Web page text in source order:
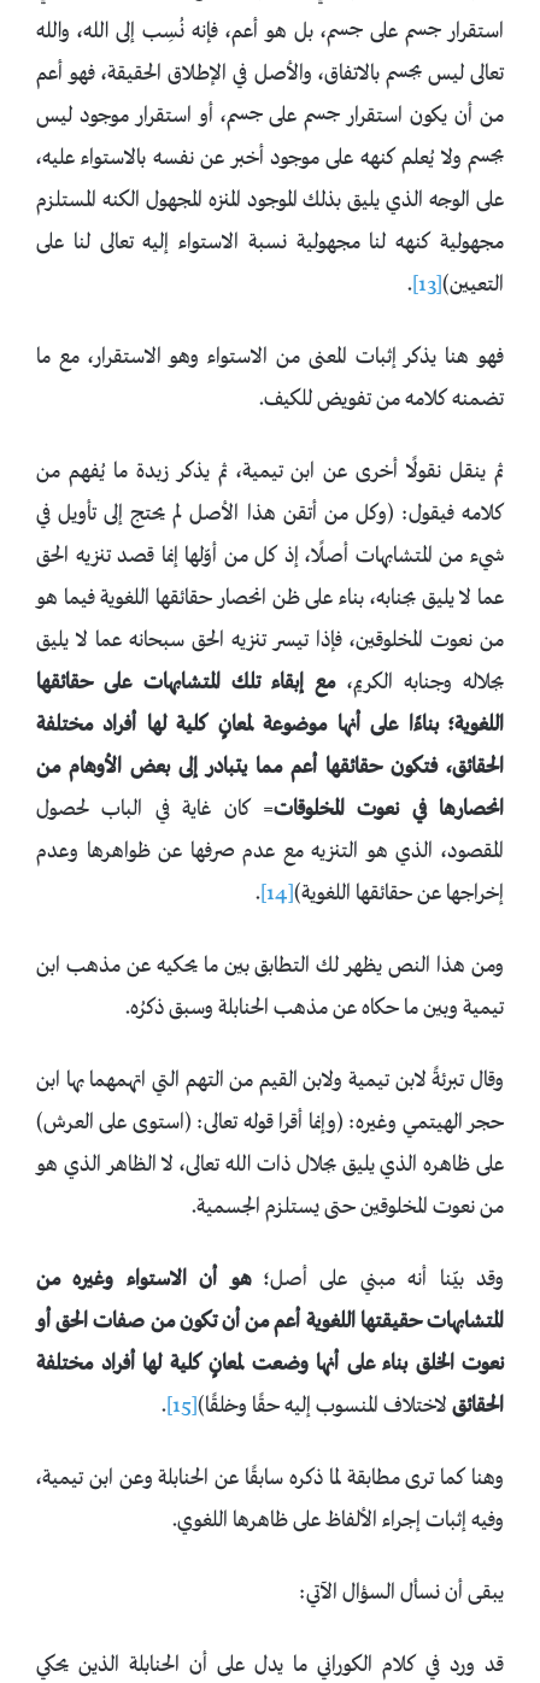
استقرار جسم على جسم، بل هو أعم، فإنه نُسِب إلى الله، والله
تعالى ليس بجسم بالاتفاق، والأصل في الإطلاق الحقيقة، فهو أعم
من أن يكون استقرار جسم على جسم، أو استقرار موجود ليس
بجسم ولا يُعلم كنهه على موجود أخبر عن نفسه بالاستواء عليه،
على الوجه الذي يليق بذلك الموجود المنزه المجهول الكنه المستلزم
مجهولية كنهه لنا مجهولية نسبة الاستواء إليه تعالى لنا على
التعيين)[13]
.
فهو هنا يذكر إثبات المعنى من الاستواء وهو الاستقرار، مع ما
تضمنه كلامه من تفويض للكيف.
ثم ينقل نقولًا أخرى عن ابن تيمية، ثم يذكر زبدة ما يُفهم من
كلامه فيقول: (وكل من أتقن هذا الأصل لم يحتج إلى تأويل في
شيء من المتشابهات أصلًا، إذ كل من أوّلها إنما قصد تنزيه الحق
عما لا يليق بجنابه، بناء على ظن انحصار حقائقها اللغوية فيما هو
من نعوت المخلوقين، فإذا تيسر تنزيه الحق سبحانه عما لا يليق
بجلاله وجنابه الكريم،مع إبقاء تلك المتشابهات على حقائقها
اللغوية؛ بناءًا على أنها موضوعة لمعانٍ كلية لها أفراد مختلفة
الحقائق، فتكون حقائقها أعم مما يتبادر إلى بعض الأوهام من
انحصارها في نعوت المخلوقات= كان غاية في الباب لحصول
المقصود، الذي هو التنزيه مع عدم صرفها عن ظواهرها وعدم
إخراجها عن حقائقها اللغوية)[14]
.
ومن هذا النص يظهر لك التطابق بين ما يحكيه عن مذهب ابن
تيمية وبين ما حكاه عن مذهب الحنابلة وسبق ذكرُه.
وقال تبرئةً لابن تيمية ولابن القيم من التهم التي اتهمهما بها ابن
حجر الهيتمي وغيره: (وإنما أقرا قوله تعالى: (استوى على العرش)
على ظاهره الذي يليق بجلال ذات الله تعالى، لا الظاهر الذي هو
من نعوت المخلوقين حتى يستلزم الجسمية.
وقد بيّنا أنه مبني على أصل؛هو أن الاستواء وغيره من
المتشابهات حقيقتها اللغوية أعم من أن تكون من صفات الحق أو
نعوت الخلق بناء على أنها وضعت لمعانٍ كلية لها أفراد مختلفة
الحقائق لاختلاف المنسوب إليه حقًا وخلقًا)[15]
.
وهنا كما ترى مطابقة لما ذكره سابقًا عن الحنابلة وعن ابن تيمية،
وفيه إثبات إجراء الألفاظ على ظاهرها اللغوي.
يبقى أن نسأل السؤال الآتي:
قد ورد في كلام الكوراني ما يدل على أن الحنابلة الذين يحكي